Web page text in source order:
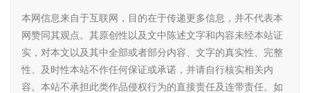
本网信息来自于互联网，目的在于传递更多信息，并不代表本
网赞同其观点。其原创性以及文中陈述文字和内容未经本站证
实，对本文以及其中全部或者部分内容、文字的真实性、完整
性、及时性本站不作任何保证或承诺，并请自行核实相关内
容。本站不承担此类作品侵权行为的直接责任及连带责任。如